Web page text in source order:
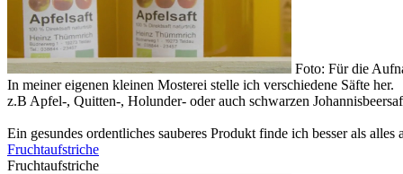
Foto: Für die
In meiner eigenen kleinen Mosterei stelle ich verschiedene Säfte her.
z.B Apfel-, Quitten-, Holunder- oder auch schwarzen
Ein gesundes ordentliches sauberes Produkt finde ich besser als alles
Fruchtaufstriche
Fruchtaufstriche